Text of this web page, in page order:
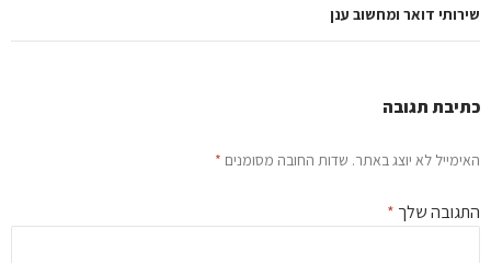
דואר ומחשוב ענן
תגובה
לא יוצג באתר.שדות החובה מסומנים*
שלך*